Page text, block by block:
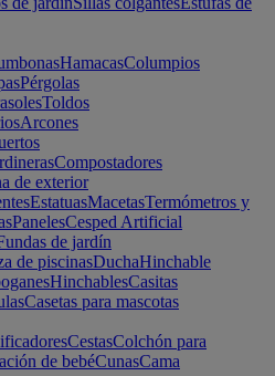
HamacasColumpios
Pérgolas
Toldos
Arcones
Compostadores
de exterior
EstatuasMacetasTermómetros y
PanelesCesped Artificial
de jardín
de piscinasDuchaHinchable
HinchablesCasitas
Casetas para mascotas
CestasColchón para
de bebéCunasCama